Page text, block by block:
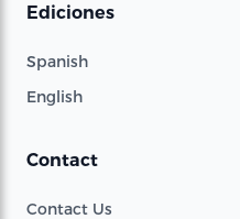
Ediciones
Spanish
English
Contact
Contact Us